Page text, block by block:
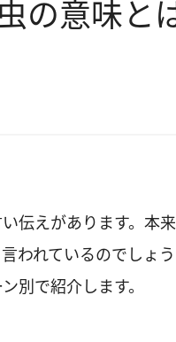
の意味と
伝えがあります。本
われているのでしょ
別で紹介します。